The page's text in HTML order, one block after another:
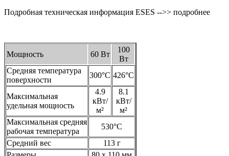
Подробная техническая информация ESES -->> подробнее
Мощность 60 Вт
100
Вт
Средняя температура
поверхности
300°C 426°C
Максимальная
удельная мощность
4.9
кВт/
м²
8.1
кВт/
м²
Максимальная средняя
рабочая температура
530°C
Средний вес
113 г